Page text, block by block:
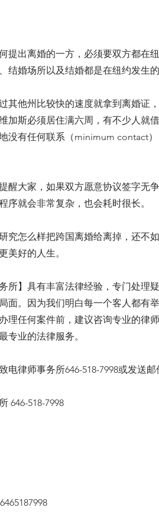
提出离婚的一方，必须要双方都在
结婚场所以及结婚都是在纽约发生的
其他州比较快的速度就拿到离婚证
加斯必须居住满六周，有不少人就
没有任何联系（minimum contact
醒大家，如果双方愿意协议签字无
序就会非常复杂，也会耗时很长。
究怎么样把跨国离婚给离掉，还不
美好的人生。
务所】具有丰富法律经验，专门处理
面。因为我们明白每一个客人都有
理任何案件前，建议咨询专业的律
专业的法律服务。
电律师事务所646-518-7998或发送
646-518-7998